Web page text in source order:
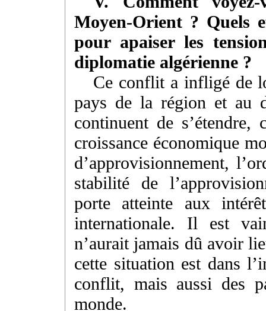
Moyen-Orient ? Quels
pour apaiser les
diplomatie algérienne ?
Ce conflit a infligé de
pays de la région et au
continuent de
croissance économique
d’approvisionnement,
stabilité de
porte atteinte aux
internationale. Il est
n’aurait jamais dû avoir
cette situation est dans
conflit, mais aussi des
monde.